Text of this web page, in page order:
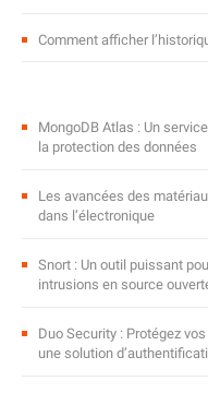
Comment afficher
MongoDB Atlas : Un
la protection des données
Les avancées des
dans l’électronique
Snort : Un outil puissant
intrusions en source
Duo Security : Protégez
une solution